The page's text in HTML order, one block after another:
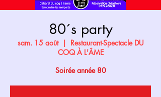
80´s party
sam. 15 août
  |
Restaurant-Spectacle DU
COQ À L'ÂME
Soirée année 80